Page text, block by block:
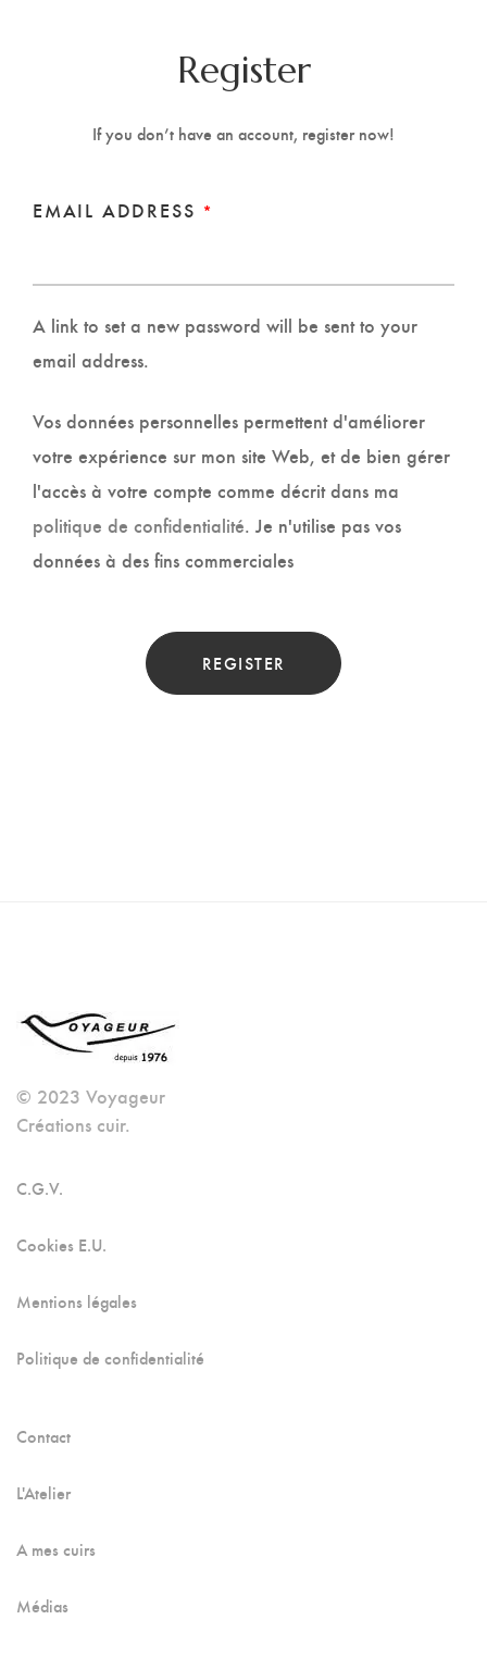
Register
If you don’t have an account, register now!
EMAIL ADDRESS *
A link to set a new password will be sent to your
email address.
Vos données personnelles permettent d'améliorer
votre expérience sur mon site Web, et de bien gérer
l'accès à votre compte comme décrit dans ma
politique de confidentialité. Je n'utilise pas vos
données à des fins commerciales
REGISTER
© 2023 Voyageur
Créations cuir.
C.G.V.
Cookies E.U.
Mentions légales
Politique de confidentialité
Contact
L'Atelier
A mes cuirs
Médias